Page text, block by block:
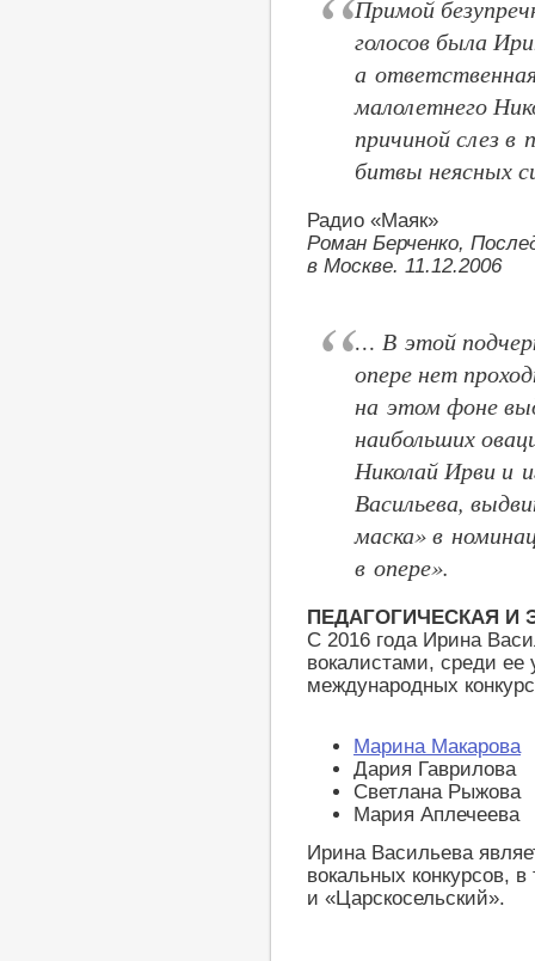
Примой
голосов была
а
малолетнего
причиной слез в
битвы неясных
Радио «Маяк»
Роман Берченко,
в Москве. 11.12.2006
… В этой
опере нет
на этом фоне
наибольших
Николай Ирви и
Васильева,
маска» в
в опере».
ПЕДАГОГИЧЕСКАЯ И
С 2016 года Ирина
вокалистами, среди ее
международных
Марина Макарова
Дария Гаврилова
Светлана Рыжова
Мария Аплечеева
Ирина Васильева
вокальных конкурсов,
и «Царскосельский».